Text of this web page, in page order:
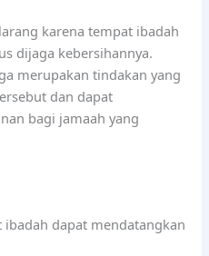
karena tempat ibadah
dijaga kebersihannya.
merupakan tindakan yang
dan dapat
bagi jamaah yang
dapat mendatangkan